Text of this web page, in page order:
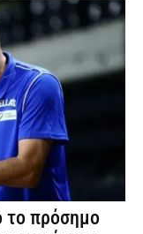
το πρόσημο